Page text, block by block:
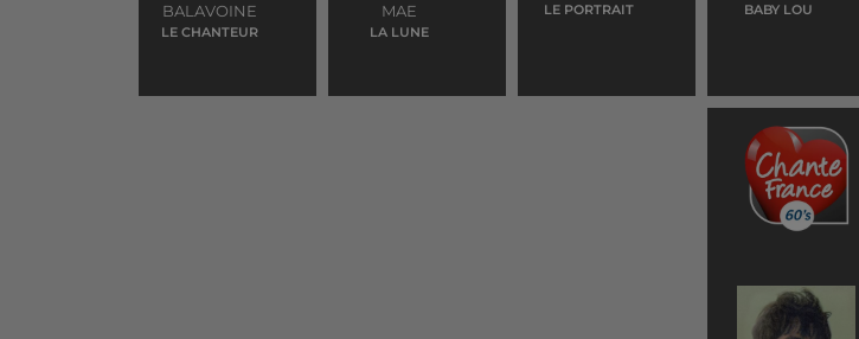
BALAVOINE
LE CHANTEUR
MAE
LA LUNE
LE PORTRAIT BABY LOU